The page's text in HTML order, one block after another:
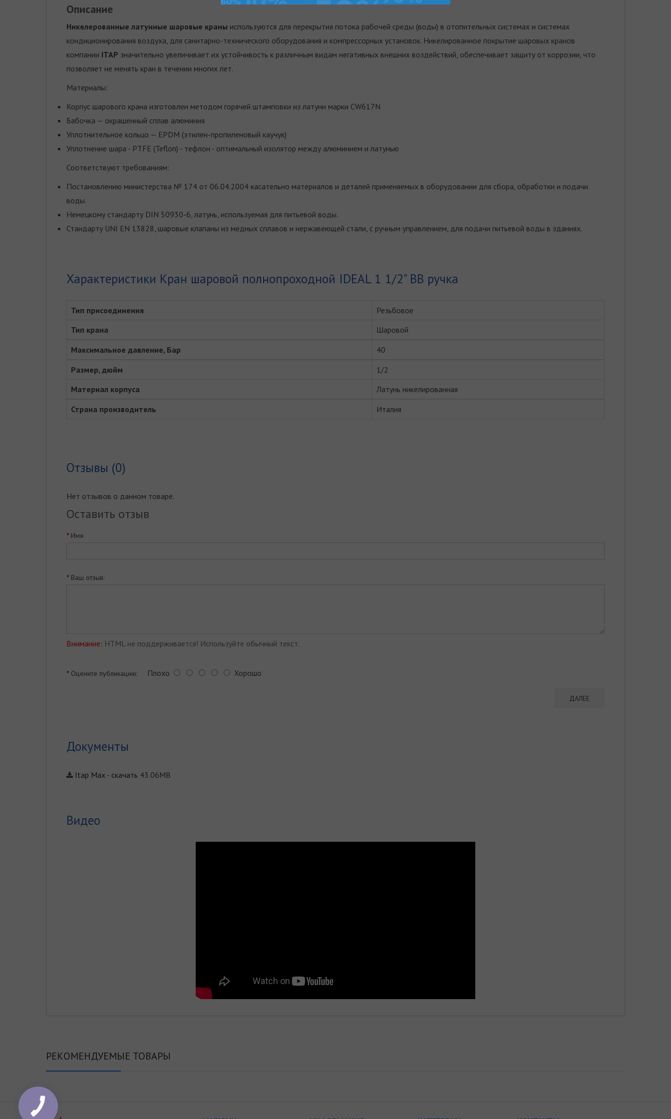
Описание
Никелерованные латунные шаровые краны используются для перекрытия потока рабочей среды (воды) в отопительных системах и системах
кондиционирования воздуха, для санитарно-технического оборудования и компрессорных установок. Никелированное покрытие шаровых кранов
компании ITAP значительно увеличивает их устойчивость к различным видам негативных внешних воздействий, обеспечивает защиту от коррозии, что
позволяет не менять кран в течении многих лет.
Материалы:
Корпус шарового крана изготовлен методом горячей штамповки из латуни марки CW617N
Бабочка — окрашенный сплав алюминия
Уплотнительное кольцо — EPDM (этилен-пропиленовый каучук)
Уплотнение шара - PTFE (Teflon) - тефлон - оптимальный изолятор между алюминием и латунью
Соответствуют требованиям:
Постановлению министерства № 174 от 06.04.2004 касательно материалов и деталей применяемых в оборудовании для сбора, обработки и подачи
воды.
Немецкому стандарту DIN 50930-6, латунь, используемая для питьевой воды.
Стандарту UNI EN 13828, шаровые клапаны из медных сплавов и нержавеющей стали, с ручным управлением, для подачи питьевой воды в зданиях.
Характеристики Кран шаровой полнопроходной IDEAL 1 1/2" ВВ ручка
Тип присоединения
Резьбовое
Тип крана
Шаровой
Максимальное давление, Бар
40
Размер, дюйм
1/2
Материал корпуса
Латунь никелированная
Страна производитель
Италия
Отзывы (0)
Нет отзывов о данном товаре.
Оставить отзыв
Имя
Ваш отзыв:
Внимание: HTML не поддерживается! Используйте обычный текст.
Оцените публикацию: Плохо Хорошо
ДАЛЕЕ
Документы
Itap Max - скачать 43.06MB
Видео
РЕКОМЕНДУЕМЫЕ ТОВАРЫ